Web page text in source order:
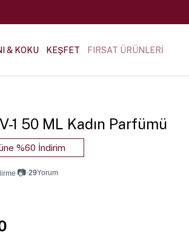
& KOKU KEŞFET FIRSAT ÜRÜNLERİ
1 50 ML Kadın Parfümü
%60 İndirim
📷•29Yorum